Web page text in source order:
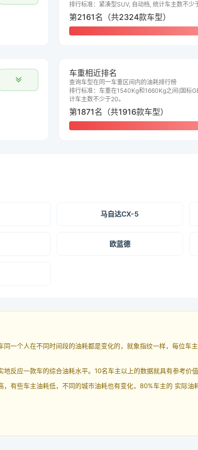
排行标准：紧凑型SUV, 自动档, 统计车主数不少
第2161名（共2324款车型）
车重相近排名
查询车型在同一车重区间内的油耗排行榜
排行标准：车重在1540Kg和1660Kg之间(国标
计车主数不少于20。
第1871名（共1916款车型）
马自达CX-5
欧蓝德
一个人在不同时间段的油耗都是变化的，就象指纹一样，每位车
反应一款车的综合油耗水平。10名车主以上的数据就具有参考价
有些车主油耗低，不同的城市油耗也有变化，80%车主的 实际油